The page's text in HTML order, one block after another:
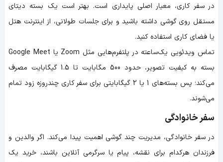
در سفر کاری، معیار اصلی پایداری است. بهتر است یک بسته دیتای
مستقل روی گوشی داشته باشید و برای جلسات طولانی، از اینترنت هتل
یا فضای کاری استفاده کنید.
تماس ویدئویی یک‌ساعته در پلتفرم‌هایی مثل Zoom یا Google Meet
بسته به کیفیت تصویر، حدود 500 مگابایت تا 1.5 گیگابایت مصرف
می‌کند؛ پس بسته‌های 1 یا 2 گیگابایتی برای سفر کاری چندروزه زود تمام
می‌شوند.
سفر خانوادگی
در سفر خانوادگی، مدیریت چند گوشی اهمیت پیدا می‌کند. اگر والدین و
فرزندان هرکدام برای نقشه، پیام یا سرگرمی آنلاین باشند، خرید یک